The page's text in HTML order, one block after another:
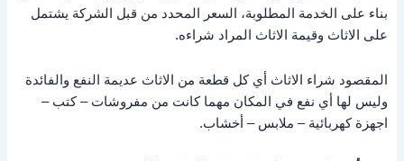
بناء على الخدمة المطلوبة، السعر المحدد من قبل الشركة يشتمل
على الاثاث وقيمة الاثاث المراد شراءه.
المقصود شراء الاثاث أي كل قطعة من الاثاث عديمة النفع والفائدة
وليس لها أي نفع في المكان مهما كانت من مفروشات – كتب –
اجهزة كهربائية – ملابس – أخشاب.